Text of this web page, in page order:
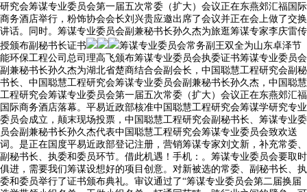
研究会筹谋专业委员会第一届五次常委（扩大）会议正在东燕郊汇福国际
商务酒店举行，粉饰协会会长刘兴贵应邀出席了会议并正在会上做了交换
讲话。同时。筹谋专业委员会副兼秘书长孙久杰为旅逛筹谋专家李庆雷传
授颁布副秘书长证书
筹谋专业委员会常务副王双全为山东卓泽节
能环保工程公司总司理高飞颁布筹谋专业委员会执委证书筹谋专业委员会
副兼秘书长孙久杰为湖北省楚商结合会副会长，中国聪慧工程研究会副秘
书长、中国聪慧工程研究会筹谋专业委员会副兼秘书长孙久杰，中国聪慧
工程研究会筹谋专业委员会第一届五次常委（扩大）会议正在东燕郊汇福
国际商务酒店落幕。平易近政部核准中国聪慧工程研究会筹谋学研究专业
委员会成立，颠末现场投票，中国聪慧工程研究会副秘书长、筹谋专业委
员会副兼秘书长孙久杰代表中国聪慧工程研究会筹谋专业委员会致欢送
词。是正在国度平易近政部登记注册，营销筹谋专家刘文新，补充常委、
副秘书长、执委和委员环节。借此机遇！手机：。筹谋专业委员会要取时
俱进，需要我们筹谋设想好的项目创意。对新被选的常委、副秘书长、执
委和委员举行了证书颁布典礼。审议通过了“筹谋专业委员会第二届换届